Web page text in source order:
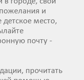
и
место,
почту -
прочитать